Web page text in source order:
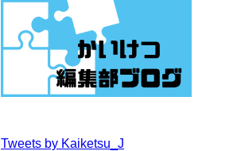
Tweets by Kaiketsu_J